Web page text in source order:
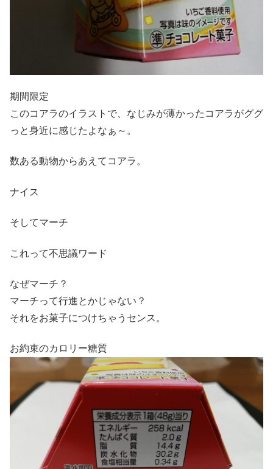
期間限定
このコアラのイラストで、なじみが薄かったコアラがググ
っと身近に感じたよなぁ～。
数ある動物からあえてコアラ。
ナイス
そしてマーチ
これって不思議ワード
なぜマーチ？
マーチって行進とかじゃない？
それをお菓子につけちゃうセンス。
お約束のカロリー糖質